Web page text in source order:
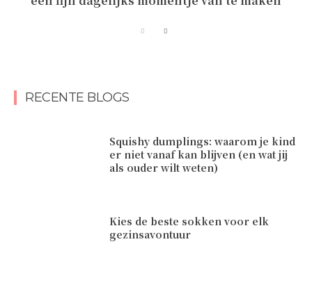
RECENTE BLOGS
Squishy dumplings: waarom je kind
er niet vanaf kan blijven (en wat jij
als ouder wilt weten)
Kies de beste sokken voor elk
gezinsavontuur